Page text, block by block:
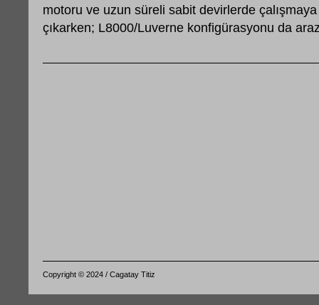
motoru ve uzun süreli sabit devirlerde çalışmaya
çıkarken; L8000/Luverne konfigürasyonu da
Copyright © 2024 / Cagatay Titiz